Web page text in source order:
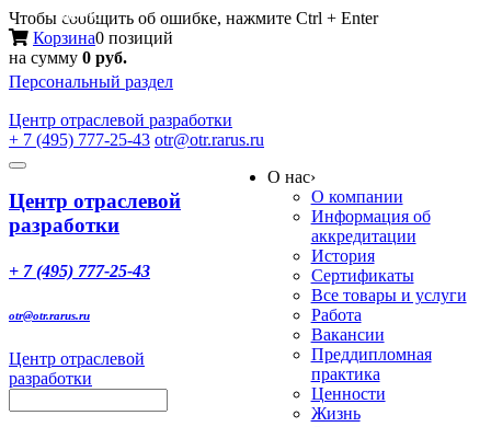
Чтобы сообщить об ошибке, нажмите Ctrl + Enter
Корзина0 позиций
на сумму 0 руб.
Персональный раздел
Центр отраслевой разработки
+ 7 (495) 777-25-43 otr@otr.rarus.ru
Toggle
Меню
Центр отраслевой
разработки
+ 7 (495) 777-25-43
otr@otr.rarus.ru
Центр отраслевой
разработки
О нас›
О компании
Информация об
аккредитации
История
Сертификаты
Все товары и услуги
Работа
Вакансии
Преддипломная
практика
Ценности
Жизнь